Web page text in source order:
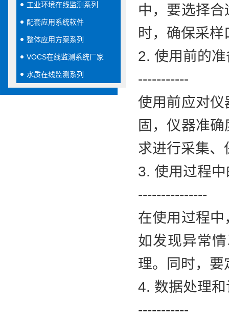
工业环境在线监测系列
配套应用系统软件
整体应用方案系列
VOCS在线监测系统厂家
水质在线监测系列
中，要选择
时，确保采
2. 使用前的准
-----------
使用前应对
固，仪器准
求进行采集
3. 使用过程
---------------
在使用过程
如发现异常
理。同时，
4. 数据处理
-----------